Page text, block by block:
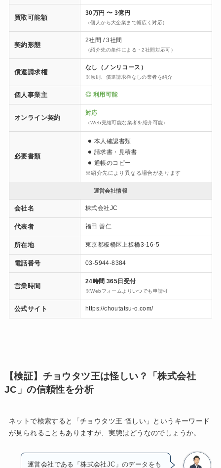
買取可能額
30万円 〜 3億円
（個人から大企業まで幅広く対応）
契約形態
2社間 / 3社間
（紹介先の条件による・2社間対応可）
償還請求権
なし（ノンリコース）
※原則、償還請求権なしの業者を紹介
個人事業主 ◎ 利用可能
オンライン契約
対応
（Web完結可能な業者を紹介可能）
必要書類
本人確認書類
請求書・見積書
通帳のコピー
※紹介先により異なる場合があります
運営会社情報
会社名 株式会社JC
代表者 福田 善仁
所在地 東京都板橋区上板橋3-16-5
電話番号 03-5944-8384
営業時間
24時間 365日受付
※Webフォームよりいつでも申請可
公式サイト https://choutatsu-o.com/
【検証】チョウタツ王は怪しい？「株式会社
JC」の信頼性を分析
ネットで検索すると「チョウタツ王 怪しい」というキーワード
が見られることもありますが、実態はどうなのでしょうか。
運営会社である「株式会社JC」のデータをも